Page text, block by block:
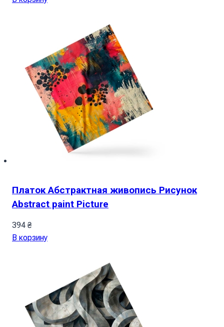
Платок Абстрактная живопись Рисунок
Abstract paint Picture
394 ₴
В корзину